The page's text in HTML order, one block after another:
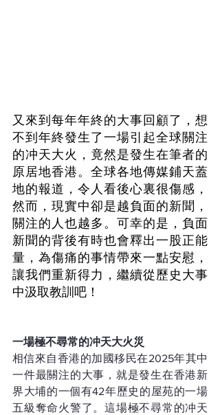
又來到每年年終的大事回顧了，想
不到年終發生了一場引起全球關注
的冲天大火，竟然是發生在筆者的
原居地香港。全球各地傳媒鋪天蓋
地的報道，令人看後心裏很傷感，
然而，現實中卻是越負面的新聞，
關注的人也越多。可幸的是，負面
新聞的背後有時也會釋出一股正能
量，為傷痛的事情帶來一點安慰，
讓我們重新得力，繼續從歷史大事
中汲取教訓吧！
一場極不尋常的冲天大火災
相信來自香港的加國移民在2025年其中
一件最關注的大事，就是發生在香港新
界大埔的一個有42年歷史的屋苑的一場
五級奪命火警了。這場極不尋常的冲天